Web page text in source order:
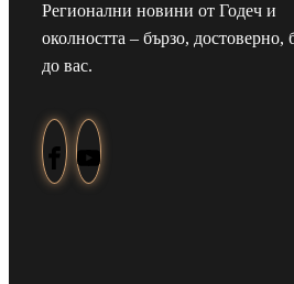
Регионални новини от Годеч и
околността – бързо, достоверно,
до вас.
Задържаха
от Смолча,